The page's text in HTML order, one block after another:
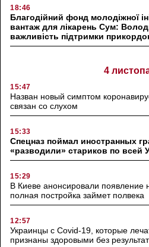
18:46
Благодійний фонд молодіжної
вантаж для лікарень Сум:
важливість підтримки
4
15:47
Назван новый симптом
связан со слухом
15:33
Спецназ поймал иностранных
«разводили» стариков по всей
15:29
В Киеве анонсировали появление
полная постройка займет полвека
12:57
Украинцы с Covid-19, которые
признаны здоровыми без